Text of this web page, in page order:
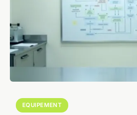
EQUIPEMENT